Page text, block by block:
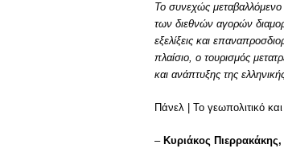
Το συνεχώς μεταβαλλόμενο
των διεθνών αγορών
εξελίξεις και
πλαίσιο, ο τουρισμός
και ανάπτυξης της
Πάνελ | Το γεωπολιτικό
– Κυριάκος Πιερρακάκης,